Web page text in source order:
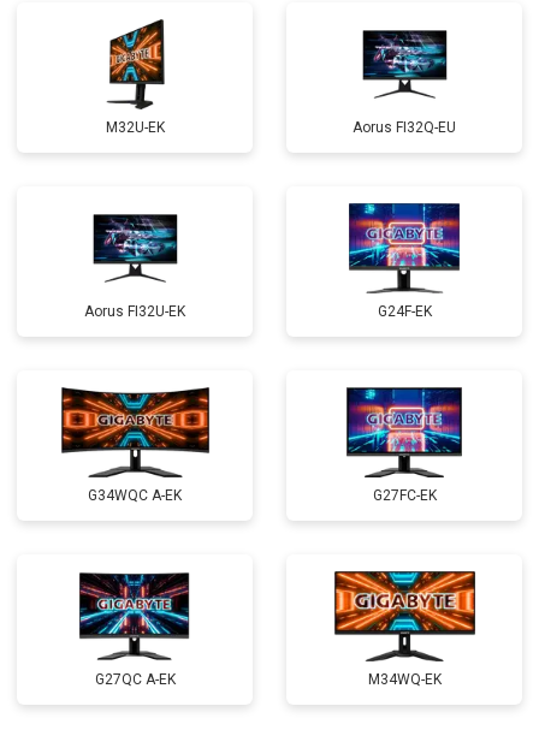
M32U-EK Aorus FI32Q-EU
Aorus FI32U-EK G24F-EK
G34WQC A-EK G27FC-EK
G27QC A-EK M34WQ-EK